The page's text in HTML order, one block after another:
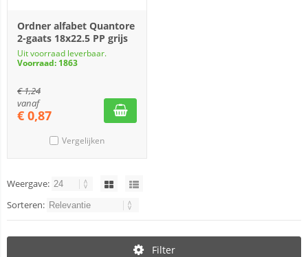
Ordner alfabet Quantore
2-gaats 18x22.5 PP grijs
Uit voorraad leverbaar.
Voorraad: 1863
€1,24
vanaf
€ 0,87
Vergelijken
Weergave:
Sorteren:
Filter